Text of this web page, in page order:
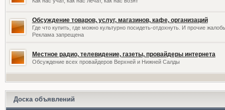
Обсуждение товаров, услуг, магазинов, кафе, организаций
Где что купить, где можно культурно посидеть-отдохнуть. И прочие
Реклама запрещена
Местное радио, телевидение, газеты, провайдеры интернета
Обсуждение всех провайдеров Верхней и Нижней Салды
Доска объявлений